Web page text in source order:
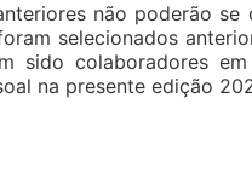
não poderão
selecionados
sido colaboradores
na presente edição